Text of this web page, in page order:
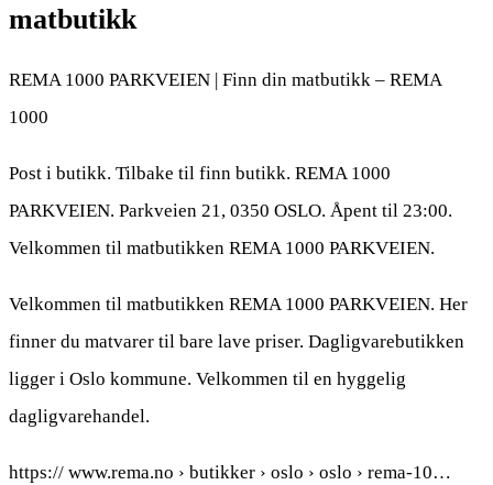
matbutikk
REMA 1000 PARKVEIEN | Finn din matbutikk – REMA
1000
Post i butikk. Tilbake til finn butikk. REMA 1000
PARKVEIEN. Parkveien 21, 0350 OSLO. Åpent til 23:00.
Velkommen til matbutikken REMA 1000 PARKVEIEN.
Velkommen til matbutikken REMA 1000 PARKVEIEN. Her
finner du matvarer til bare lave priser. Dagligvarebutikken
ligger i Oslo kommune. Velkommen til en hyggelig
dagligvarehandel.
https:// www.rema.no › butikker › oslo › oslo › rema-10…